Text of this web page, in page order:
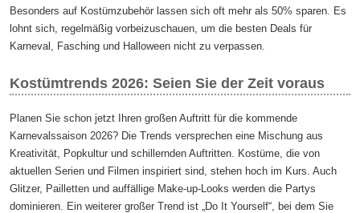
Besonders auf Kostümzubehör lassen sich oft mehr als 50% sparen. Es
lohnt sich, regelmäßig vorbeizuschauen, um die besten Deals für
Karneval, Fasching und Halloween nicht zu verpassen.
Kostümtrends 2026: Seien Sie der Zeit voraus
Planen Sie schon jetzt Ihren großen Auftritt für die kommende
Karnevalssaison 2026? Die Trends versprechen eine Mischung aus
Kreativität, Popkultur und schillernden Auftritten. Kostüme, die von
aktuellen Serien und Filmen inspiriert sind, stehen hoch im Kurs. Auch
Glitzer, Pailletten und auffällige Make-up-Looks werden die Partys
dominieren. Ein weiterer großer Trend ist „Do It Yourself“, bei dem Sie